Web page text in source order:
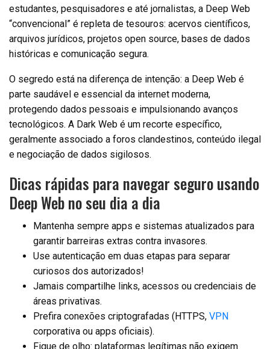
estudantes, pesquisadores e até jornalistas, a Deep Web
“convencional” é repleta de tesouros: acervos científicos,
arquivos jurídicos, projetos open source, bases de dados
históricas e comunicação segura.
O segredo está na diferença de intenção: a Deep Web é
parte saudável e essencial da internet moderna,
protegendo dados pessoais e impulsionando avanços
tecnológicos. A Dark Web é um recorte específico,
geralmente associado a foros clandestinos, conteúdo ilegal
e negociação de dados sigilosos.
Dicas rápidas para navegar seguro usando
Deep Web no seu dia a dia
Mantenha sempre apps e sistemas atualizados para
garantir barreiras extras contra invasores.
Use autenticação em duas etapas para separar
curiosos dos autorizados!
Jamais compartilhe links, acessos ou credenciais de
áreas privativas.
Prefira conexões criptografadas (HTTPS, VPN
corporativa ou apps oficiais).
Fique de olho: plataformas legítimas não exigem